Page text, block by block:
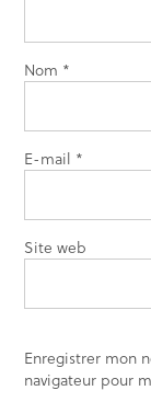
Nom *
E-mail *
Site web
Enregistrer mon
navigateur pour